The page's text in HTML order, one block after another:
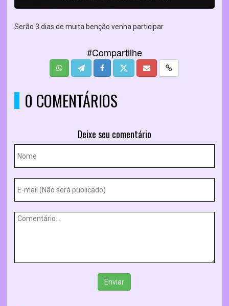
Serão 3 dias de muita benção venha participar
#Compartilhe
0 COMENTÁRIOS
Deixe seu comentário
Enviar